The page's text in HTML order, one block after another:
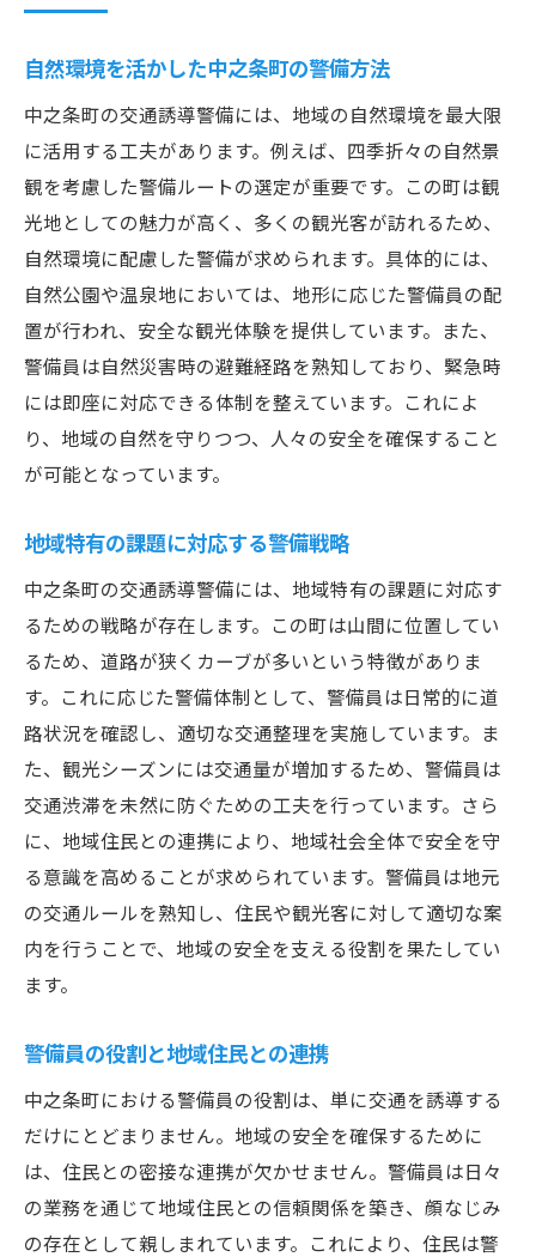
警備員が観光客に提供する安心感
観光地特有の交通トラブルとその対策
観光情報の提供と安全誘導の両立
地元警備員が知る観光地ならではの注意点
観光産業と警備業の連携強化
安心して過ごせる環境を築くための警備員の挑
戦
警備員が直面する日々の課題と解決策
警備中に起こる予期せぬ事態への対応法
住民の声を活かした警備活動の改善
より良い環境作りを目指す警備員の姿勢
中之条町を訪れる観光客の安全を守る警備の重
要性
観光客の安全を確保するための準備
緊急時における観光客への対応
異文化交流の場としての警備の役割
地域の魅力を伝えつつ安全を守る方法
観光客から寄せられる警備への信頼
観光業界との協力による安全対策の強化
地域住民と観光客をつなぐ警備員の使命
地域情報を観光客に提供する警備員
警備を通じた住民参加型の地域活性化
警備を通じた観光地の魅力向上
警備のプロフェッショナルが語る中之条町の安
全管理
自然環境を活かした中之条町の警備方法
中之条町の交通誘導警備には、地域の自然環境を最大限
に活用する工夫があります。例えば、四季折々の自然景
観を考慮した警備ルートの選定が重要です。この町は観
光地としての魅力が高く、多くの観光客が訪れるため、
自然環境に配慮した警備が求められます。具体的には、
自然公園や温泉地においては、地形に応じた警備員の配
置が行われ、安全な観光体験を提供しています。また、
警備員は自然災害時の避難経路を熟知しており、緊急時
には即座に対応できる体制を整えています。これによ
り、地域の自然を守りつつ、人々の安全を確保すること
が可能となっています。
地域特有の課題に対応する警備戦略
中之条町の交通誘導警備には、地域特有の課題に対応す
るための戦略が存在します。この町は山間に位置してい
るため、道路が狭くカーブが多いという特徴がありま
す。これに応じた警備体制として、警備員は日常的に道
路状況を確認し、適切な交通整理を実施しています。ま
た、観光シーズンには交通量が増加するため、警備員は
交通渋滞を未然に防ぐための工夫を行っています。さら
に、地域住民との連携により、地域社会全体で安全を守
る意識を高めることが求められています。警備員は地元
の交通ルールを熟知し、住民や観光客に対して適切な案
内を行うことで、地域の安全を支える役割を果たしてい
ます。
警備員の役割と地域住民との連携
中之条町における警備員の役割は、単に交通を誘導する
だけにとどまりません。地域の安全を確保するために
は、住民との密接な連携が欠かせません。警備員は日々
の業務を通じて地域住民との信頼関係を築き、顔なじみ
の存在として親しまれています。これにより、住民は警